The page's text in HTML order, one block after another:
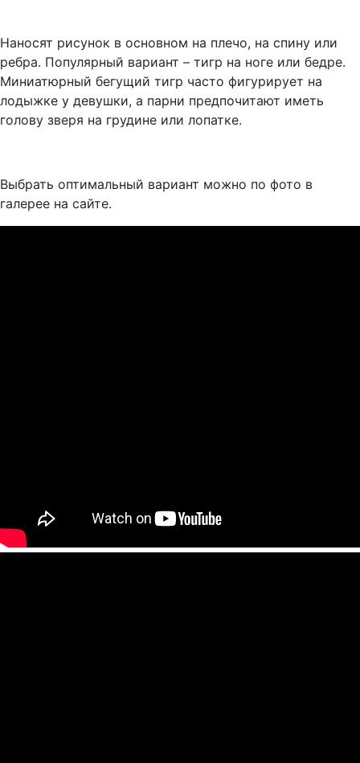
Наносят рисунок в основном на плечо, на спину или
ребра. Популярный вариант – тигр на ноге или бедре.
Миниатюрный бегущий тигр часто фигурирует на
лодыжке у девушки, а парни предпочитают иметь
голову зверя на грудине или лопатке.
Выбрать оптимальный вариант можно по фото в
галерее на сайте.